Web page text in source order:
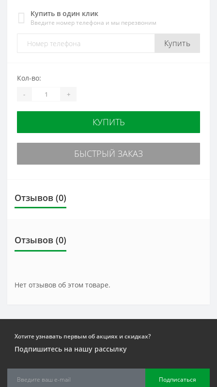
Купить в один клик
Введите номер телефона и мы перезвоним
Купить
Кол-во:
- +
КУПИТЬ
БЫСТРЫЙ ЗАКАЗ
Отзывов (0)
Отзывов (0)
Нет отзывов об этом товаре.
Хотите узнавать первым об акциях и скидках?
Подпишитесь на нашу рассылку
Подписаться